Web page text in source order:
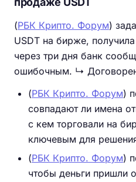
(РБК Крипто. Форум)
USDT на бирже,
через три дня банк
ошибочным. ↳
(РБК Крипто. Форум)
совпадают ли имена
с кем торговали на
ключевым для
(РБК Крипто. Форум)
чтобы деньги пришли